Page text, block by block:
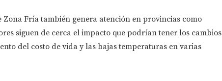
Zona Fría también genera atención en provincias como
siguen de cerca el impacto que podrían tener los cambios
del costo de vida y las bajas temperaturas en varias